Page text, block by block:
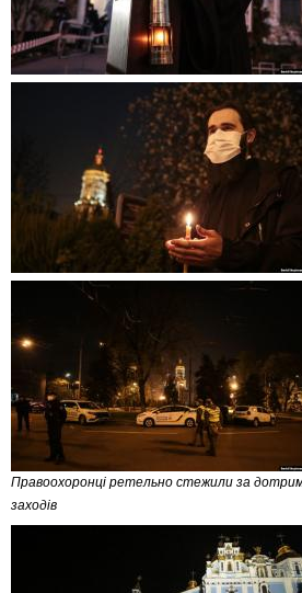
Правоохоронці ретельно стежили за
заходів